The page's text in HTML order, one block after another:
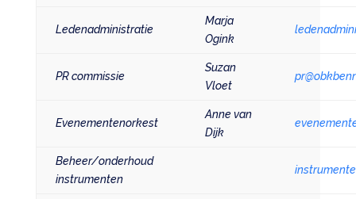
Ledenadministratie
Marja
Ogink
PR commissie
Suzan
Vloet
Evenementenorkest
Anne van
Dijk
Beheer/onderhoud
instrumenten